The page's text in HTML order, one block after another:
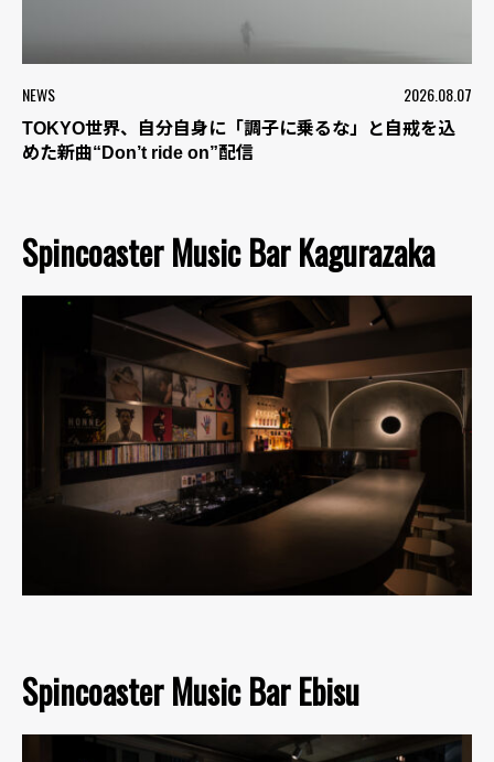
NEWS 2026.08.07
TOKYO世界、自分自身に「調子に乗るな」と自戒を込
めた新曲“Don’t ride on”配信
Spincoaster Music Bar Kagurazaka
Spincoaster Music Bar Ebisu